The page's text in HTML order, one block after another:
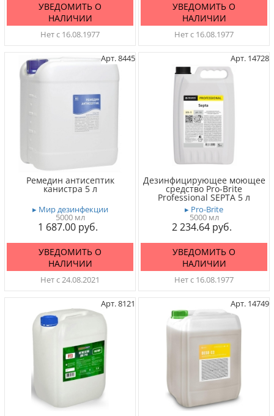
УВЕДОМИТЬ О
НАЛИЧИИ
Нет с 16.08.1977
УВЕДОМИТЬ О
НАЛИЧИИ
Нет с 16.08.1977
Арт. 8445
Ремедин антисептик
канистра 5 л
▸ Мир дезинфекции
5000 мл
1 687.00
УВЕДОМИТЬ О
НАЛИЧИИ
Нет с 24.08.2021
Арт. 14728
Дезинфицирующее моющее
средство Pro-Brite
Professional SEPTA 5 л
▸ Pro-Brite
5000 мл
2 234.64
УВЕДОМИТЬ О
НАЛИЧИИ
Нет с 16.08.1977
Арт. 8121 Арт. 14749